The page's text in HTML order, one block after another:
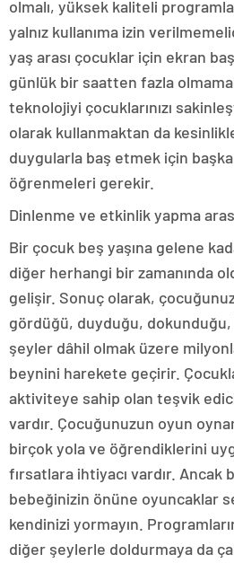
olmalı, yüksek kaliteli
yalnız kullanıma izin
yaş arası çocuklar için ekran
günlük bir saatten fazla
teknolojiyi çocuklarınızı
olarak kullanmaktan da kesinlikle
duygularla baş etmek için
öğrenmeleri gerekir.
Dinlenme ve etkinlik yapma
Bir çocuk beş yaşına gelene
diğer herhangi bir zamanında
gelişir. Sonuç olarak,
gördüğü, duyduğu, dokunduğu,
şeyler dâhil olmak üzere
beynini harekete geçirir.
aktiviteye sahip olan teşvik
vardır. Çocuğunuzun oyun
birçok yola ve öğrendiklerini
fırsatlara ihtiyacı vardır. Ancak
bebeğinizin önüne oyuncaklar
kendinizi yormayın.
diğer şeylerle doldurmaya da